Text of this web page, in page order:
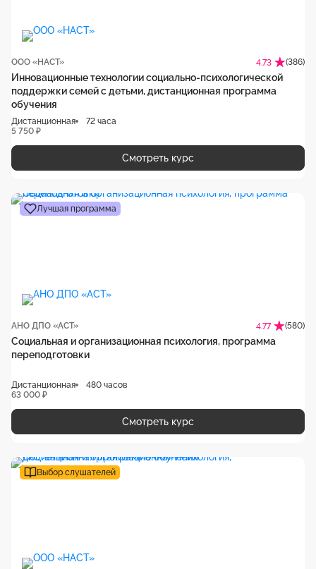
ООО «НАСТ» 4.73 (386)
Инновационные технологии социально-психологической
поддержки семей с детьми, дистанционная программа
обучения
Дистанционная
72 часа
5 750 ₽
Смотреть курс
Лучшая программа
АНО ДПО «АСТ» 4.77 (580)
Социальная и организационная психология, программа
переподготовки
Дистанционная
480 часов
63 000 ₽
Смотреть курс
Выбор слушателей